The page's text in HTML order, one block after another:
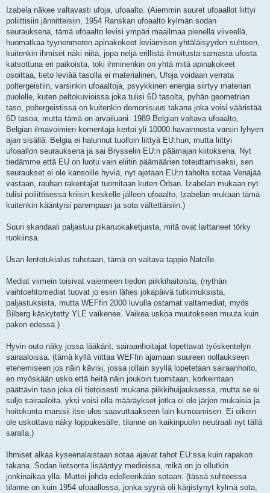
Izabela näkee valtavasti ufoja, ufoaalto. (Aiemmin suuret ufoaallot liittyi
poliittisiin jännitteisiin, 1954 Ranskan ufoaalto kylmän sodan
seurauksena, tämä ufoaalto levisi ympäri maailmaa pienellä viiveellä,
huomatkaa tyynenmeren apinakokeet leviämisen yhtäläisyyden suhteen,
kuitenkin ihmiset näki niitä, jopa neljä erillistä ilmoitusta samasta ufosta
katsottuna eri paikoista, toki ihminenkin on yhtä mitä apinakokeet
osoittaa, tieto leviää tasolla ei materialinen, Ufoja voidaan verrata
poltergeistiin, varsinkin ufoaaltoja, psyykkinen energia siirtyy materian
puolelle, kuten peltokuvioissa joka tulisi 6D tasolta, pyhän geometrian
taso, poltergeistissä on kuitenkin demonisuus takana joka voisi vääristää
6D tasoa, mutta tämä on arvailuani. 1989 Belgian valtava ufoaalto,
Belgian ilmavoimien komentaja kertoi yli 10000 havainnosta varsin lyhyen
ajan sisällä. Belgia ei halunnut tuolloin liittyä EU:hun, mutta liittyi
ufoaallon seurauksena ja sai Brysselin EU:n päämajan kiitoksena. Nyt
tiedämme että EU on luotu vain eliitin päämäärien toteuttamiseksi, sen
seuraukset ei ole kansoille hyviä, nyt ajetaan EU:n taholta sotaa Venäjää
vastaan, rauhan rakentajat tuomitaan kuten Orban. Izabelan mukaan nyt
tulisi poliittisessa kriisin keskelle jälleen ufoaalto, Izabelan mukaan tämä
kuitenkin kääntyisi parempaan ja sota vältettäisiin.)
Suuri skandaali paljastuu pikaruokaketjuista, mitä ovat laittaneet törky
ruokiinsa.
Usan lentotukialus tuhotaan, tämä on valtava tappio Natolle.
Mediat viimein toisivat vaienneen tiedon piikkihaitoista, (nythän
vaihtoehtomediat tuovat jo esiin lähes jokapäivä tutkimuksista,
paljastuksista, mutta WEFfin 2000 luvulla ostamat valtamediat, myös
Bilberg käskytetty YLE vaikenee. Vaikea uskoa muutokseen muuta kuin
pakon edessä.)
Hyvin outo näky jossa lääkärit, sairaanhoitajat lopettavat työskentelyn
sairaaloissa. (tämä kyllä viittaa WEFfin ajamaan suureen nollaukseen
etenemiseen jos näin kävisi, jossa jollain syyllä lopetetaan sairaanhoito,
en myöskään usko että heitä näin joukoin tuomitaan, korkeintaan
päättävin taso joka oli tietoisesti mukana piikkihuijauksessa, mutta se ei
sulje sairaaloita, yksi voisi olla määräykset jotka ei ole järjen mukaisia ja
hoitokunta marssii itse ulos saavuttaakseen lain kumoamisen. Ei oikein
ole uskottava näky loppukesälle, tilanne on kaikinpuolin neutraali nyt tällä
saralla.)
Ihmiset alkaa kyseenalaistaan sotaa ajavat tahot EU:ssa kuin rapakon
takana. Sodan lietsonta lisääntyy medioissa, mikä on jo ollutkin
jonkinaikaa yllä. Muttei johda edelleenkään sotaan. (tässä suhteessa
tilanne on kuin 1954 ufoaallossa, jonka syynä oli kärjistynyt kylmä sota,